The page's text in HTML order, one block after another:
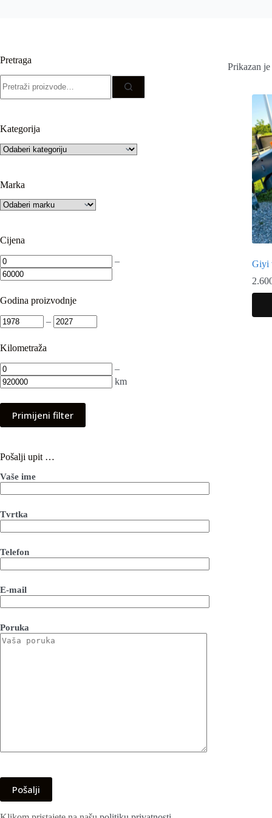
Prikazan
Giyi
Pretraga
Kategorija
Marka
Cijena
–
Godina proizvodnje
–
Kilometraža
–
km
Primijeni filter
Pošalji upit …
Vaše ime
Tvrtka
Telefon
E-mail
Poruka